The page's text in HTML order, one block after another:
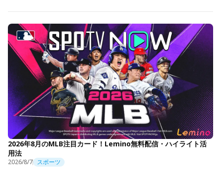
2026年8月のMLB注目カード！Lemino無料配信・ハイライト活
用法
2026/8/7 スポーツ